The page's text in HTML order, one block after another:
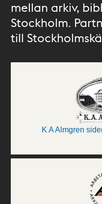
mellan arkiv,
Stockholm.
till
K A Almgren